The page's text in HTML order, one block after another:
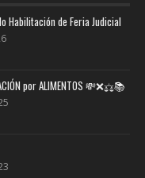
Habilitación de Feria Judicial
por ALIMENTOS 💸❌⚖️📚